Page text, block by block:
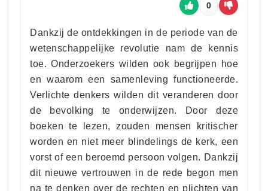
0
Dankzij de ontdekkingen in de periode van de
wetenschappelijke revolutie nam de kennis
toe. Onderzoekers wilden ook begrijpen hoe
en waarom een samenleving functioneerde.
Verlichte denkers wilden dit veranderen door
de bevolking te onderwijzen. Door deze
boeken te lezen, zouden mensen kritischer
worden en niet meer blindelings de kerk, een
vorst of een beroemd persoon volgen. Dankzij
dit nieuwe vertrouwen in de rede begon men
na te denken over de rechten en plichten van